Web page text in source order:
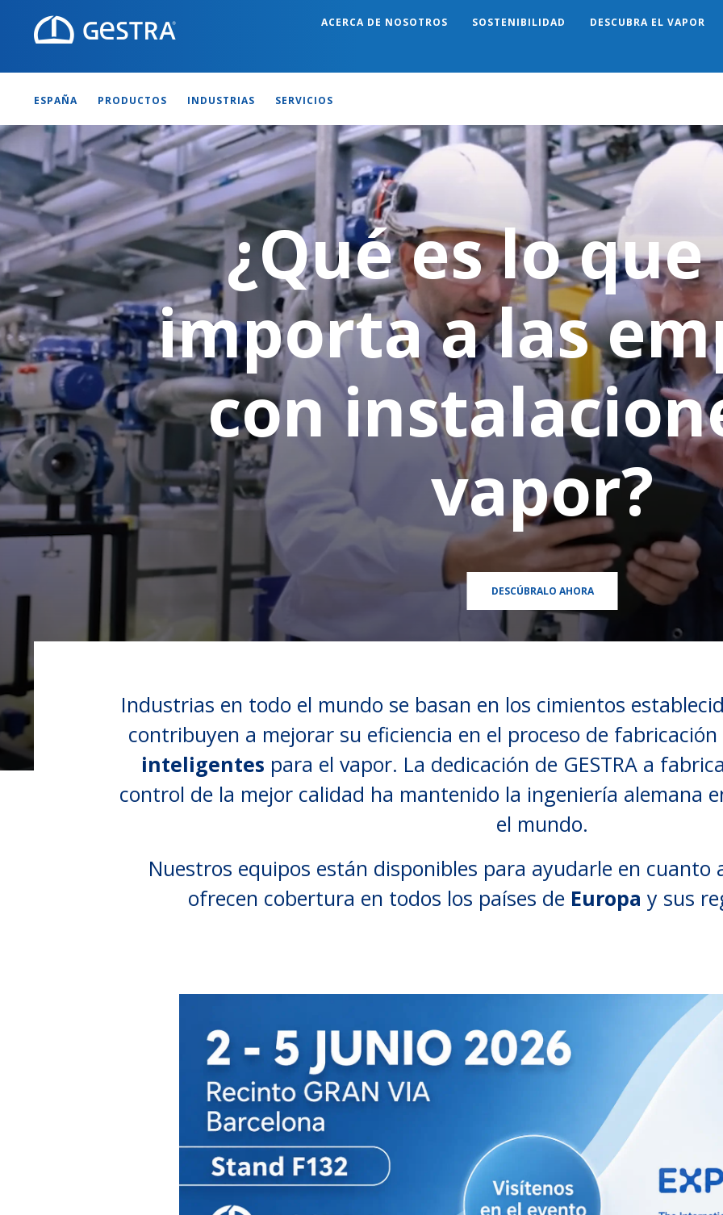
ACERCA DE NOSOTROS SOSTENIBILIDAD DESCUBRA EL VAPOR
Search
ESPAÑA PRODUCTOS INDUSTRIAS SERVICIOS
¿Qué es lo
importa a las
con
vapor?
DESCÚBRALO AHORA
Industrias en todo el mundo se basan en los cimientos
contribuyen a mejorar su eficiencia en el proceso de
inteligentes para el vapor. La dedicación de GESTRA a
control de la mejor calidad ha mantenido la ingeniería alemana
el mundo.
Nuestros equipos están disponibles para ayudarle en cuanto
ofrecen cobertura en todos los países de Europa y sus